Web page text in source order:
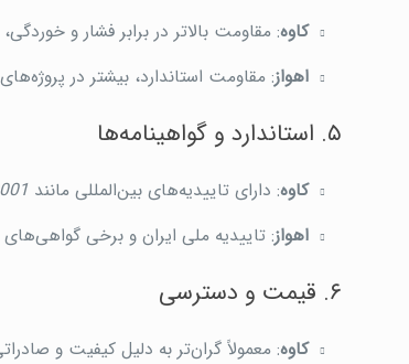
کاوه: مقاومت بالاتر در برابر فشار و
اهواز: مقاومت استاندارد، بیشتر در
۵. استاندارد و گواهینامه‌ها
کاوه: دارای تاییدیه‌های بین‌المللی مانند
اهواز: تاییدیه ملی ایران و برخی
۶. قیمت و دسترسی
کاوه: معمولاً گران‌تر به دلیل کیفیت و